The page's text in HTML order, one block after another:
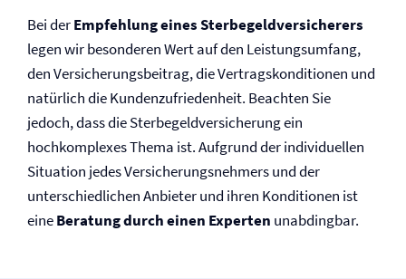
Bei derEmpfehlung eines Sterbegeld­versicherers
legen wir besonderen Wert auf den Leistungsumfang,
den Versicherungsbeitrag, die Vertragskonditionen und
natürlich die Kunden­zufriedenheit. Beachten Sie
jedoch, dass die Sterbegeld­versicherung ein
hochkomplexes Thema ist. Aufgrund der individuellen
Situation jedes Versicherungsnehmers und der
unterschiedlichen Anbieter und ihren Konditionen ist
eineBeratung durch einen Experten unabdingbar.